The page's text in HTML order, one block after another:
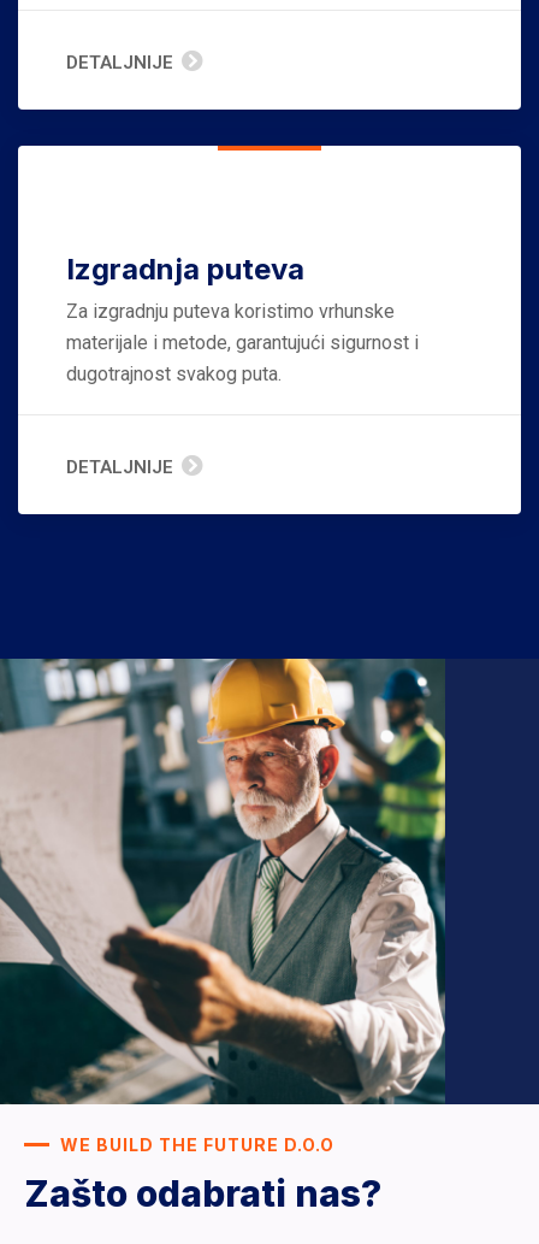
DETALJNIJE
Izgradnja puteva
Za izgradnju puteva koristimo vrhunske
materijale i metode, garantujući sigurnost i
dugotrajnost svakog puta.
DETALJNIJE
WE BUILD THE FUTURE D.O.O
Zašto odabrati nas?